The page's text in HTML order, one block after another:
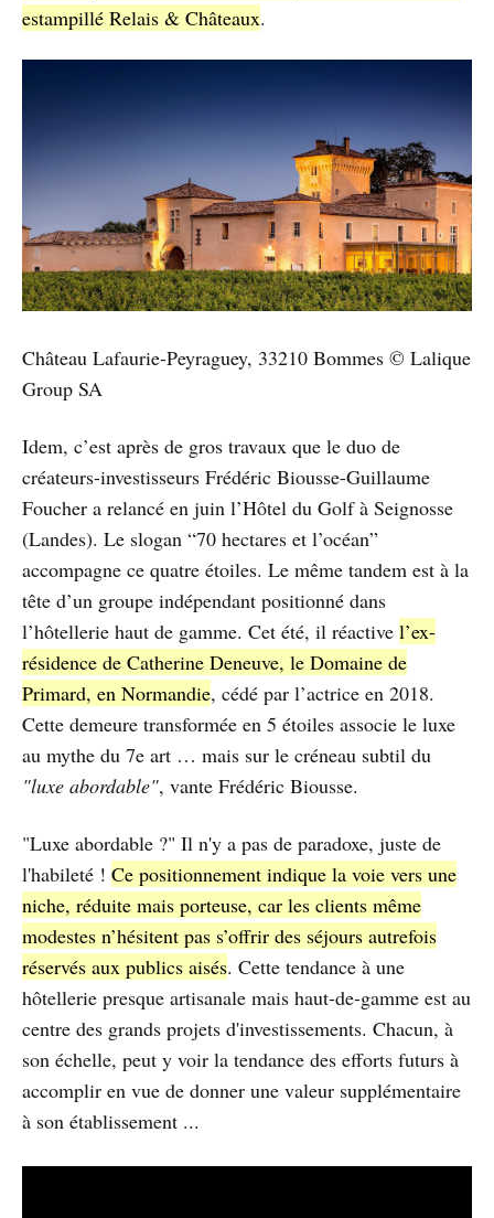
estampillé Relais & Châteaux.
Château Lafaurie-Peyraguey, 33210 Bommes © Lalique
Group SA
Idem, c’est après de gros travaux que le duo de
créateurs-investisseurs Frédéric Biousse-Guillaume
Foucher a relancé en juin l’Hôtel du Golf à Seignosse
(Landes). Le slogan “70 hectares et l’océan”
accompagne ce quatre étoiles. Le même tandem est à la
tête d’un groupe indépendant positionné dans
l’hôtellerie haut de gamme. Cet été, il réactive l’ex-
résidence de Catherine Deneuve, le Domaine de
Primard, en Normandie, cédé par l’actrice en 2018.
Cette demeure transformée en 5 étoiles associe le luxe
au mythe du 7e art … mais sur le créneau subtil du
"luxe abordable", vante Frédéric Biousse.
"Luxe abordable ?" Il n'y a pas de paradoxe, juste de
l'habileté ! Ce positionnement indique la voie vers une
niche, réduite mais porteuse, car les clients même
modestes n’hésitent pas s’offrir des séjours autrefois
réservés aux publics aisés. Cette tendance à une
hôtellerie presque artisanale mais haut-de-gamme est au
centre des grands projets d'investissements. Chacun, à
son échelle, peut y voir la tendance des efforts futurs à
accomplir en vue de donner une valeur supplémentaire
à son établissement ...